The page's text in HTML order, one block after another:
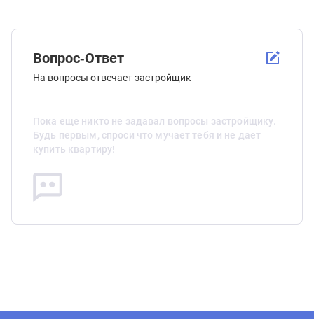
Вопрос-Ответ
На вопросы отвечает застройщик
Пока еще никто не задавал вопросы застройщику.
Будь первым, спроси что мучает тебя и не дает
купить квартиру!